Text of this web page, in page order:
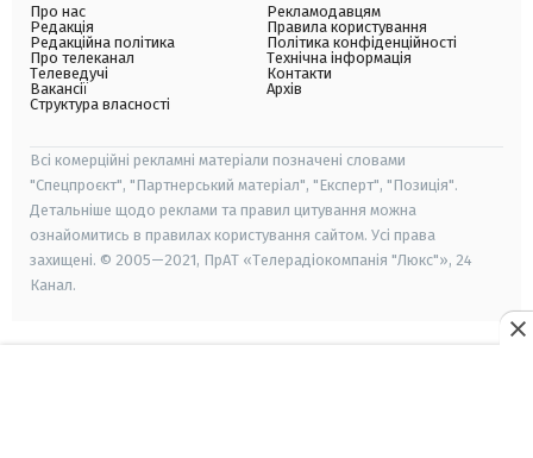
Про нас
Редакція
Редакційна політика
Про телеканал
Телеведучі
Вакансії
Структура власності
Рекламодавцям
Правила користування
Політика конфіденційності
Технічна інформація
Контакти
Архів
Всі комерційні рекламні матеріали позначені словами
"Спецпроєкт", "Партнерський матеріал", "Експерт", "Позиція".
Детальніше щодо реклами та правил цитування можна
ознайомитись в правилах користування сайтом. Усі права
захищені. © 2005—2021, ПрАТ «Телерадіокомпанія "Люкс"», 24
Канал.